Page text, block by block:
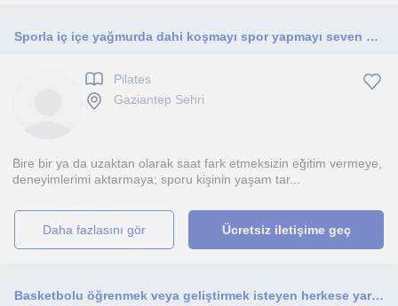
Sporla iç içe yağmurda dahi koşmayı spor yapmayı seven öğrenmeye ve anlayışla öğretmeye açık biri. Çocuklar, Genç ve Yetişkinler.
Pilates
Gaziantep Sehri
Bire bir ya da uzaktan olarak saat fark etmeksizin eğitim vermeye,
deneyimlerimi aktarmaya; sporu kişinin yaşam tar...
daha fazlasını gör Ücretsiz iletişime geç
Basketbolu öğrenmek veya geliştirmek isteyen herkese yardım için buradayım.